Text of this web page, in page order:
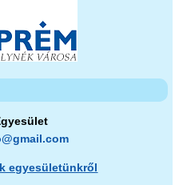
egyesületünkről